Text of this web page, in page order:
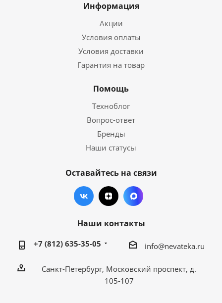
Информация
Акции
Условия оплаты
Условия доставки
Гарантия на товар
Помощь
Техноблог
Вопрос-ответ
Бренды
Наши статусы
Оставайтесь на связи
Наши контакты
+7 (812) 635-35-05 info@nevateka.ru
Санкт-Петербург, Московский проспект, д.
105-107